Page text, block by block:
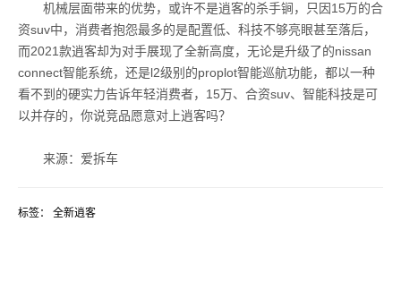
机械层面带来的优势，或许不是逍客的杀手锏，只因15万的合
资suv中，消费者抱怨最多的是配置低、科技不够亮眼甚至落后，
而2021款逍客却为对手展现了全新高度，无论是升级了的nissan
connect智能系统，还是l2级别的proplot智能巡航功能，都以一种
看不到的硬实力告诉年轻消费者，15万、合资suv、智能科技是可
以并存的，你说竞品愿意对上逍客吗？
来源：爱拆车
标签： 全新逍客